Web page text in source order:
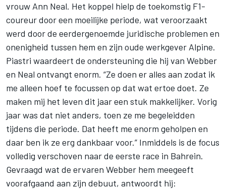
vrouw Ann Neal. Het koppel hielp de toekomstig F1-
coureur door een moeilijke periode, wat veroorzaakt
werd door de eerdergenoemde juridische problemen en
onenigheid tussen hem en zijn oude werkgever Alpine.
Piastri waardeert de ondersteuning die hij van Webber
en Neal ontvangt enorm. “Ze doen er alles aan zodat ik
me alleen hoef te focussen op dat wat ertoe doet. Ze
maken mij het leven dit jaar een stuk makkelijker. Vorig
jaar was dat niet anders, toen ze me begeleidden
tijdens die periode. Dat heeft me enorm geholpen en
daar ben ik ze erg dankbaar voor.” Inmiddels is de focus
volledig verschoven naar de eerste race in Bahrein.
Gevraagd wat de ervaren Webber hem meegeeft
voorafgaand aan zijn debuut, antwoordt hij: